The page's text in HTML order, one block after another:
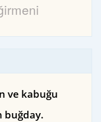
ve kabuğu
buğday.